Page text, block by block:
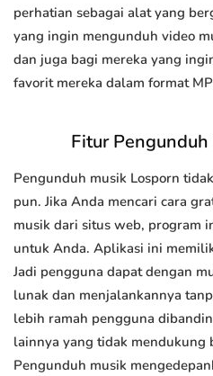
perhatian sebagai alat yang
yang ingin mengunduh video
dan juga bagi mereka yang
favorit mereka dalam format
Fitur
Pengunduh musik Losporn
pun. Jika Anda mencari cara
musik dari situs web, program
untuk Anda. Aplikasi ini
Jadi pengguna dapat dengan
lunak dan menjalankannya
lebih ramah pengguna
lainnya yang tidak mendukung
Pengunduh musik